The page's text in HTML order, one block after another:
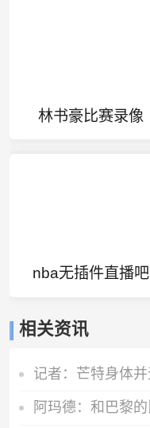
林书豪比赛录像
nba无插件直播吧
相关资讯